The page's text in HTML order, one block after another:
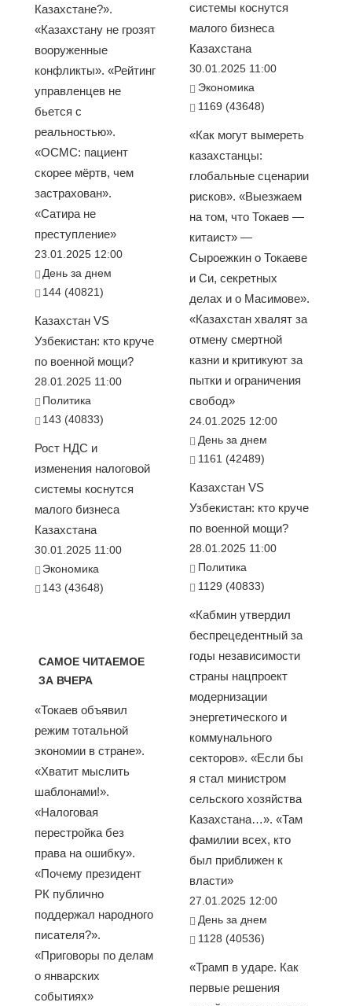
Казахстане?».
«Казахстану не грозят
вооруженные
конфликты». «Рейтинг
управленцев не
бьется с
реальностью».
«ОСМС: пациент
скорее мёртв, чем
застрахован».
«Сатира не
преступление»
23.01.2025 12:00
День за днем
144 (40821)
Казахстан VS
Узбекистан: кто круче
по военной мощи?
28.01.2025 11:00
Политика
143 (40833)
Рост НДС и
изменения налоговой
системы коснутся
малого бизнеса
Казахстана
30.01.2025 11:00
Экономика
143 (43648)
САМОЕ ЧИТАЕМОЕ
ЗА ВЧЕРА
«Токаев объявил
режим тотальной
экономии в стране».
«Хватит мыслить
шаблонами!».
«Налоговая
перестройка без
права на ошибку».
«Почему президент
РК публично
поддержал народного
писателя?».
«Приговоры по делам
о январских
событиях»
системы коснутся
малого бизнеса
Казахстана
30.01.2025 11:00
Экономика
1169 (43648)
«Как могут вымереть
казахстанцы:
глобальные сценарии
рисков». «Выезжаем
на том, что Токаев —
китаист» —
Сыроежкин о Токаеве
и Си, секретных
делах и о Масимове».
«Казахстан хвалят за
отмену смертной
казни и критикуют за
пытки и ограничения
свобод»
24.01.2025 12:00
День за днем
1161 (42489)
Казахстан VS
Узбекистан: кто круче
по военной мощи?
28.01.2025 11:00
Политика
1129 (40833)
«Кабмин утвердил
беспрецедентный за
годы независимости
страны нацпроект
модернизации
энергетического и
коммунального
секторов». «Если бы
я стал министром
сельского хозяйства
Казахстана…». «Там
фамилии всех, кто
был приближен к
власти»
27.01.2025 12:00
День за днем
1128 (40536)
«Трамп в ударе. Как
первые решения